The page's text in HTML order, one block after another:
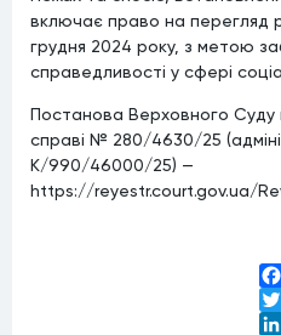
включає право на перегляд
грудня 2024 року, з метою
справедливості у сфері
Постанова Верховного Суду
справі № 280/4630/25
К/990/46000/25) —
https://reyestr.court.gov.ua/